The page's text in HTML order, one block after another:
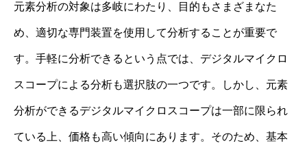
元素分析の対象は多岐にわたり、目的もさまざまなた
め、適切な専門装置を使用して分析することが重要で
す。手軽に分析できるという点では、デジタルマイクロ
スコープによる分析も選択肢の一つです。しかし、元素
分析ができるデジタルマイクロスコープは一部に限られ
ている上、価格も高い傾向にあります。そのため、基本